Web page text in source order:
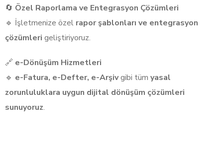
🔄 Özel Raporlama ve Entegrasyon Çözümleri
🔹 İşletmenize özel rapor şablonları ve entegrasyon
çözümleri geliştiriyoruz.
🔗 e-Dönüşüm Hizmetleri
🔹 e-Fatura, e-Defter, e-Arşivgibi tüm yasal
zorunluluklara uygun dijital dönüşüm çözümleri
sunuyoruz.